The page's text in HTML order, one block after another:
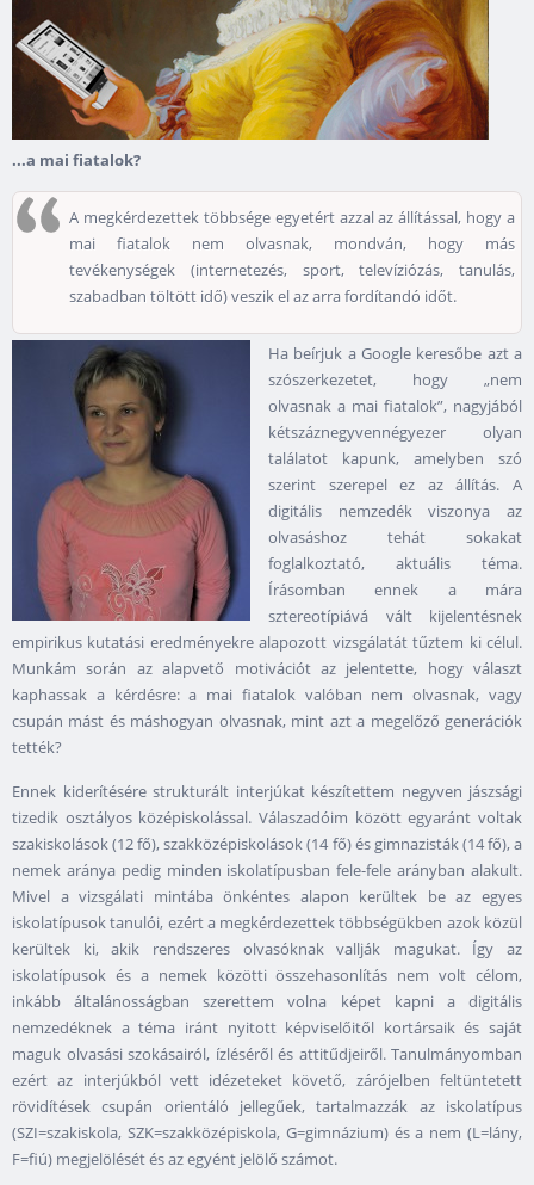
...a mai fiatalok?
A megkérdezettek többsége egyetért azzal az állítással, hogy a
mai fiatalok nem olvasnak, mondván, hogy más
tevékenységek (internetezés, sport, televíziózás, tanulás,
szabadban töltött idő) veszik el az arra fordítandó időt.
Ha beírjuk a Google keresőbe azt a
szószerkezetet, hogy „nem
olvasnak a mai fiatalok”, nagyjából
kétszáznegyvennégyezer olyan
találatot kapunk, amelyben szó
szerint szerepel ez az állítás. A
digitális nemzedék viszonya az
olvasáshoz tehát sokakat
foglalkoztató, aktuális téma.
Írásomban ennek a mára
sztereotípiává vált kijelentésnek
empirikus kutatási eredményekre alapozott vizsgálatát tűztem ki célul.
Munkám során az alapvető motivációt az jelentette, hogy választ
kaphassak a kérdésre: a mai fiatalok valóban nem olvasnak, vagy
csupán mást és máshogyan olvasnak, mint azt a megelőző generációk
tették?
Ennek kiderítésére strukturált interjúkat készítettem negyven jászsági
tizedik osztályos középiskolással. Válaszadóim között egyaránt voltak
szakiskolások (12 fő), szakközépiskolások (14 fő) és gimnazisták (14 fő), a
nemek aránya pedig minden iskolatípusban fele-fele arányban alakult.
Mivel a vizsgálati mintába önkéntes alapon kerültek be az egyes
iskolatípusok tanulói, ezért a megkérdezettek többségükben azok közül
kerültek ki, akik rendszeres olvasóknak vallják magukat. Így az
iskolatípusok és a nemek közötti összehasonlítás nem volt célom,
inkább általánosságban szerettem volna képet kapni a digitális
nemzedéknek a téma iránt nyitott képviselőitől kortársaik és saját
maguk olvasási szokásairól, ízléséről és attitűdjeiről. Tanulmányomban
ezért az interjúkból vett idézeteket követő, zárójelben feltüntetett
rövidítések csupán orientáló jellegűek, tartalmazzák az iskolatípus
(SZI=szakiskola, SZK=szakközépiskola, G=gimnázium) és a nem (L=lány,
F=fiú) megjelölését és az egyént jelölő számot.